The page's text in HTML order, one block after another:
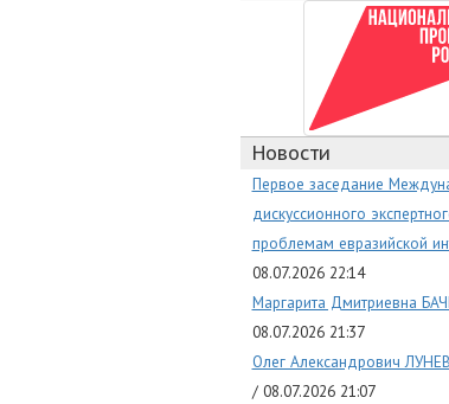
Новости
Первое заседание
дискуссионного
проблемам евразийской
08.07.2026 22:14
Маргарита Дмитриевна
08.07.2026 21:37
Олег Александрович
08.07.2026 21:07